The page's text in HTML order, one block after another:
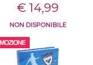
€ 14,99
NON DISPONIBILE